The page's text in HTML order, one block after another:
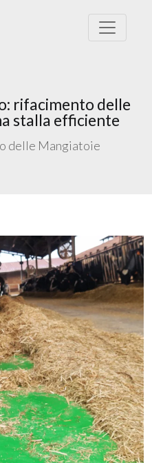
rifacimento delle
stalla efficiente
delle Mangiatoie